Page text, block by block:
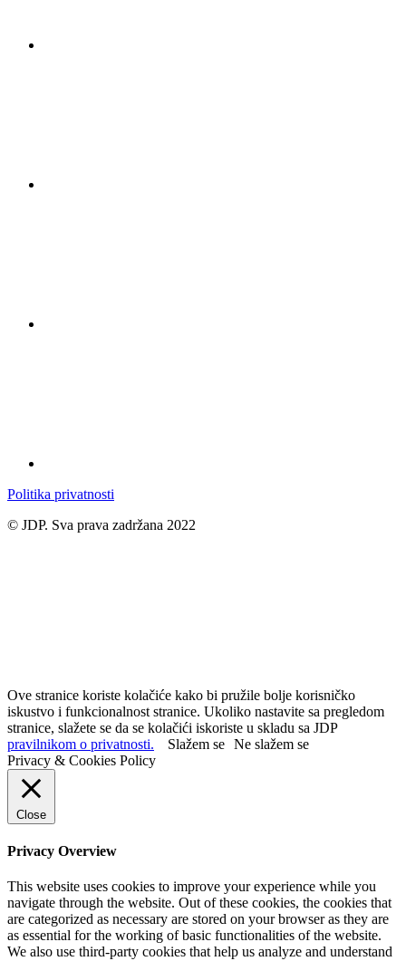
Politika privatnosti
© JDP. Sva prava zadržana 2022
Ove stranice koriste kolačiće kako bi pružile bolje korisničko
iskustvo i funkcionalnost stranice. Ukoliko nastavite sa pregledom
stranice, slažete se da se kolačići iskoriste u skladu sa JDP
pravilnikom o privatnosti.
Slažem se Ne slažem se
Privacy & Cookies Policy
Close
Privacy Overview
This website uses cookies to improve your experience while you
navigate through the website. Out of these cookies, the cookies that
are categorized as necessary are stored on your browser as they are
as essential for the working of basic functionalities of the website.
We also use third-party cookies that help us analyze and understand